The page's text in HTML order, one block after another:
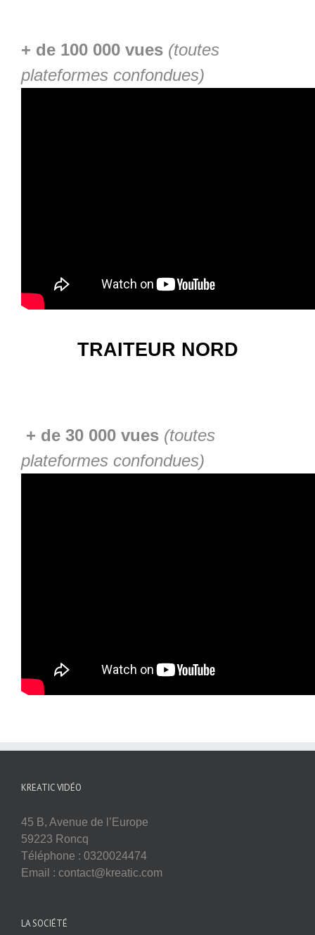
+ de 100 000 vues (toutes
plateformes confondues)
TRAITEUR NORD
+ de 30 000 vues (toutes
plateformes confondues)
KREATIC VIDÉO
45 B, Avenue de l’Europe
59223 Roncq
Téléphone : 0320024474
Email : contact@kreatic.com
LA SOCIÉTÉ